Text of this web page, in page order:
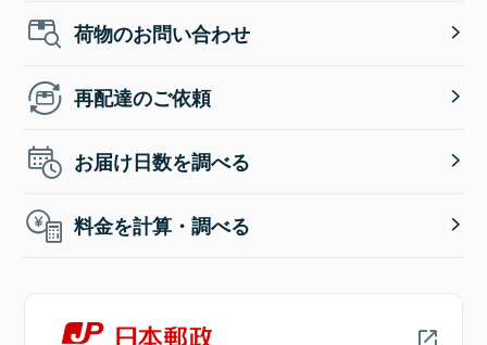
荷物のお問い合わせ
再配達のご依頼
お届け日数を調べる
料金を計算・調べる